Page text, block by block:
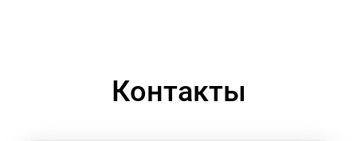
Контакты